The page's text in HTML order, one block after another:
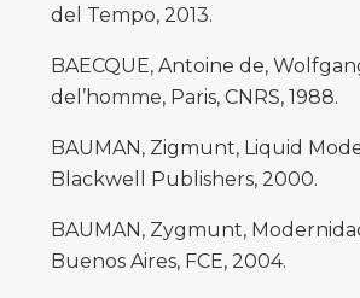
del Tempo, 2013.
BAECQUE, Antoine de,
del’homme, Paris, CNRS, 1988.
BAUMAN, Zigmunt, Liquid
Blackwell Publishers, 2000.
BAUMAN, Zygmunt,
Buenos Aires, FCE, 2004.